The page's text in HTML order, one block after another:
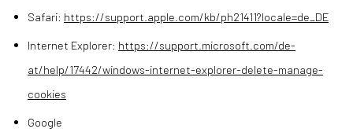
Safari: https://support.apple.com/kb/ph21411?locale=de_DE
Internet Explorer: https://support.microsoft.com/de-
at/help/17442/windows-internet-explorer-delete-manage-
cookies
Google